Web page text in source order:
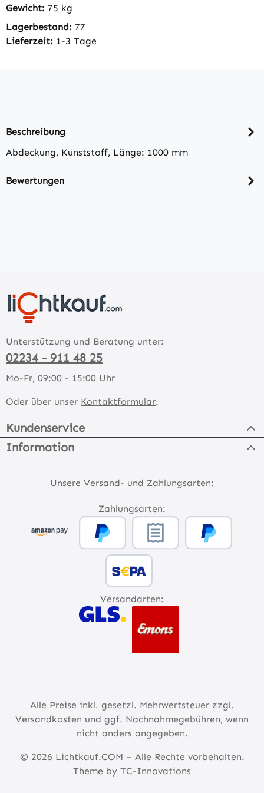
Gewicht: 75 kg
Lagerbestand: 77
Lieferzeit: 1-3 Tage
Beschreibung
Abdeckung, Kunststoff, Länge: 1000 mm
Bewertungen
Unterstützung und Beratung unter:
02234 - 911 48 25
Mo-Fr, 09:00 - 15:00 Uhr
Oder über unser Kontaktformular.
Kundenservice
Information
Unsere Versand- und Zahlungsarten:
Zahlungsarten:
Versandarten:
Alle Preise inkl. gesetzl. Mehrwertsteuer zzgl.
Versandkosten und ggf. Nachnahmegebühren, wenn
nicht anders angegeben.
© 2026 Lichtkauf.COM – Alle Rechte vorbehalten.
Theme by TC-Innovations